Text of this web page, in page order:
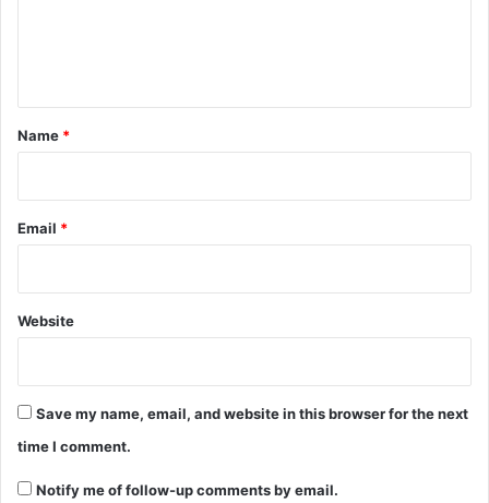
*
Name *
Email *
Website
Save my name, email, and website in this browser for the next
time I comment.
Notify me of follow-up comments by email.